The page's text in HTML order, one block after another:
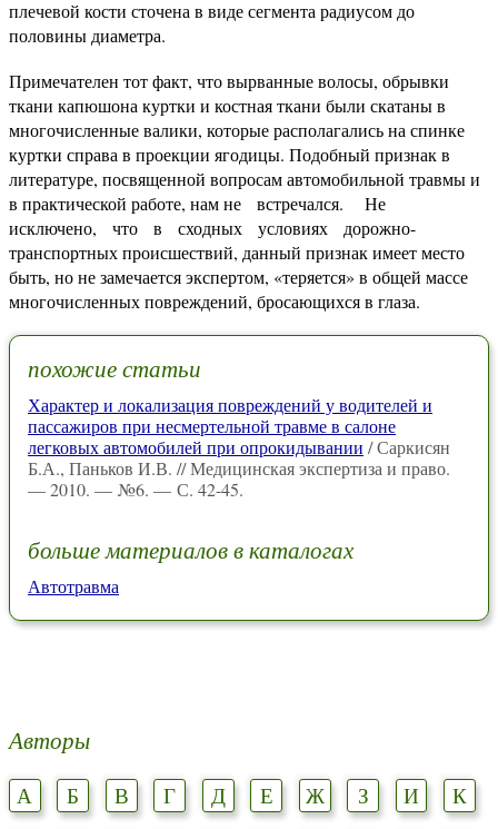
плечевой кости сточена в виде сегмента радиусом до
половины диаметра.
Примечателен тот факт, что вырванные волосы, обрывки
ткани капюшона куртки и костная ткани были скатаны в
многочисленные валики, которые располагались на спинке
куртки справа в проекции ягодицы. Подобный признак в
литературе, посвященной вопросам автомобильной травмы и
в практической работе, нам не встречался. Не
исключено, что в сходных условиях дорожно-
транспортных происшествий, данный признак имеет место
быть, но не замечается экспертом, «теряется» в общей массе
многочисленных повреждений, бросающихся в глаза.
похожие статьи
Характер и локализация повреждений у водителей и
пассажиров при несмертельной травме в салоне
легковых автомобилей при опрокидывании / Саркисян
Б.А., Паньков И.В. // Медицинская экспертиза и право.
— 2010. — №6. — С. 42-45.
больше материалов в каталогах
Автотравма
Авторы
А Б В Г Д Е Ж З И
К